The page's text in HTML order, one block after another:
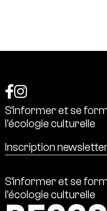
S’informer et se
l’écologie culturelle
S’informer et se
l’écologie culturelle